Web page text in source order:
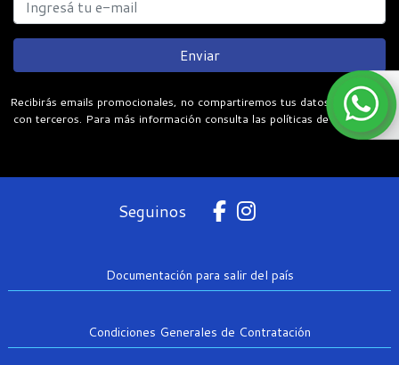
Enviar
Recibirás emails promocionales, no compartiremos tus datos personales
con terceros. Para más información consulta las políticas de privacidad.
Seguinos
Documentación para salir del país
Condiciones Generales de Contratación